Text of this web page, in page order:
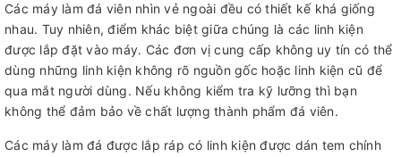
Các máy làm đá viên nhìn vẻ ngoài đều có thiết kế khá giống
nhau. Tuy nhiên, điểm khác biệt giữa chúng là các linh kiện
được lắp đặt vào máy. Các đơn vị cung cấp không uy tín có thể
dùng những linh kiện không rõ nguồn gốc hoặc linh kiện cũ để
qua mắt người dùng. Nếu không kiểm tra kỹ lưỡng thì bạn
không thể đảm bảo về chất lượng thành phẩm đá viên.
Các máy làm đá được lắp ráp có linh kiện được dán tem chính